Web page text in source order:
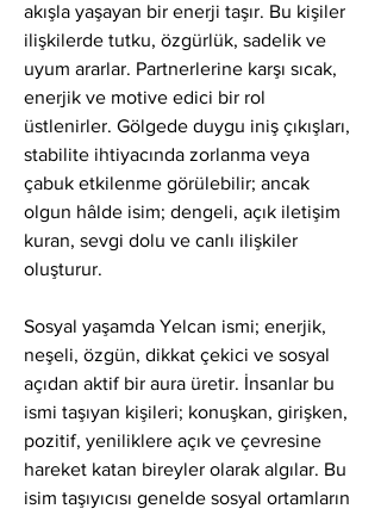
akışla yaşayan bir enerji taşır. Bu kişiler
ilişkilerde tutku, özgürlük, sadelik ve
uyum ararlar. Partnerlerine karşı sıcak,
enerjik ve motive edici bir rol
üstlenirler. Gölgede duygu iniş çıkışları,
stabilite ihtiyacında zorlanma veya
çabuk etkilenme görülebilir; ancak
olgun hâlde isim; dengeli, açık iletişim
kuran, sevgi dolu ve canlı ilişkiler
oluşturur.
Sosyal yaşamda Yelcan ismi; enerjik,
neşeli, özgün, dikkat çekici ve sosyal
açıdan aktif bir aura üretir. İnsanlar bu
ismi taşıyan kişileri; konuşkan, girişken,
pozitif, yeniliklere açık ve çevresine
hareket katan bireyler olarak algılar. Bu
isim taşıyıcısı genelde sosyal ortamların